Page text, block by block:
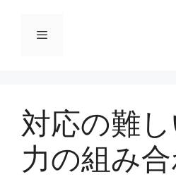
ニ
ュ
対応の難
力の組み